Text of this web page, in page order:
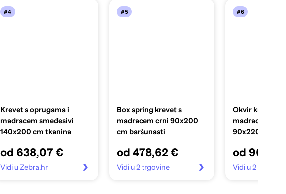
#4
Krevet s oprugama i
madracem smeđesivi
140x200 cm tkanina
od 638,07 €
Vidi u Zebra.hr
#5
Box spring krevet s
madracem crni 90x200
cm baršunasti
od 478,62 €
Vidi u 2 trgovine
#6
Okvir kreveta
madraca
90x220 cm
od 96,99
Vidi u 2 trgovine